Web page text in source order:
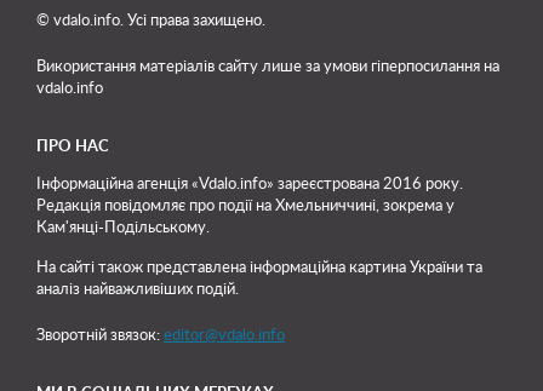
© vdalo.info. Усі права захищено.
Використання матеріалів сайту лише за умови гіперпосилання на
vdalo.info
ПРО НАС
Інформаційна агенція «Vdalo.info» зареєстрована 2016 року.
Редакція повідомляє про події на Хмельниччині, зокрема у
Кам'янці-Подільському.
На сайті також представлена інформаційна картина України та
аналіз найважливіших подій.
Зворотній звязок: editor@vdalo.info